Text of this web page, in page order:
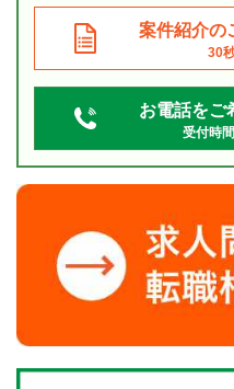
案件紹介の
30
お電話をご
受付時